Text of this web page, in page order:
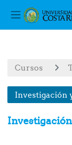
Panel lateral
Cursos
Investigación